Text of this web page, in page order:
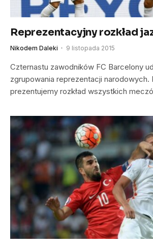
Reprezentacyjny rozkład
Nikodem Daleki 9 listopada 2015
Czternastu zawodników FC Barcelony
zgrupowania reprezentacji narodowych.
prezentujemy rozkład wszystkich